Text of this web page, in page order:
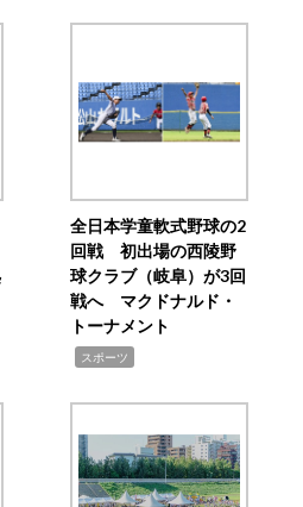
全日本学童軟式野球の2
回戦 初出場の西陵野
球クラブ（岐阜）が3回
戦へ マクドナルド・
トーナメント
スポーツ